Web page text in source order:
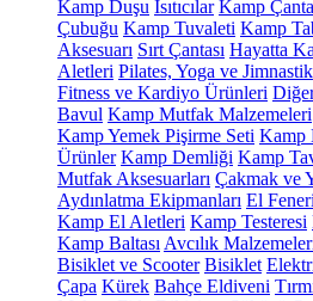
Kamp Duşu Isıtıcılar Kamp
Çubuğu Kamp Tuvaleti Kamp
Aksesuarı Sırt Çantası Hayatta
Aletleri Pilates, Yoga ve Jimnastik
Fitness ve Kardiyo Ürünleri
Bavul Kamp Mutfak Malzemeleri
Kamp Yemek Pişirme Seti Kamp
Ürünler Kamp Demliği Kamp
Mutfak Aksesuarları Çakmak ve
Aydınlatma Ekipmanları El Feneri
Kamp El Aletleri Kamp Testeresi
Kamp Baltası Avcılık
Bisiklet ve Scooter Bisiklet
Çapa Kürek Bahçe Eldiveni